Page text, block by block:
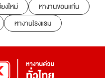
งใหม่
หางานขอนแก่น
หางานโรงแรม